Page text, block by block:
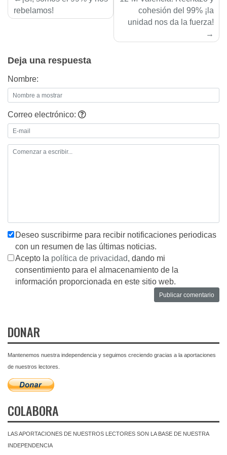
derebelamos!
cohesión del 99% ¡la
unidad nos da la fuerza!
Deja una respuesta
Nombre:
Correo electrónico:
Deseo suscribirme para recibir notificaciones periodicas
con un resumen de las últimas noticias.
Acepto la política de privacidad, dando mi
consentimiento para el almacenamiento de la
información proporcionada en este sitio web.
DONAR
Mantenemos nuestra independencia y seguimos creciendo gracias a la aportaciones
de nuestros lectores.
COLABORA
LAS APORTACIONES DE NUESTROS LECTORES SON LA BASE DE NUESTRA
INDEPENDENCIA